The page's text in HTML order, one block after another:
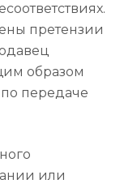
претензии
образом
передаче
или